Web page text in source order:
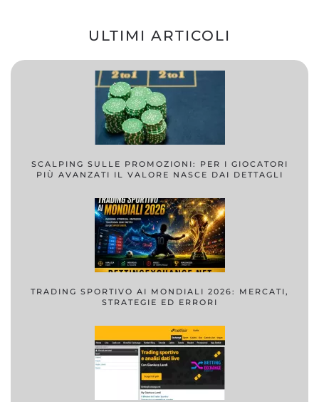
ULTIMI ARTICOLI
SCALPING SULLE PROMOZIONI: PER I GIOCATORI
PIÙ AVANZATI IL VALORE NASCE DAI DETTAGLI
TRADING SPORTIVO AI MONDIALI 2026: MERCATI,
STRATEGIE ED ERRORI